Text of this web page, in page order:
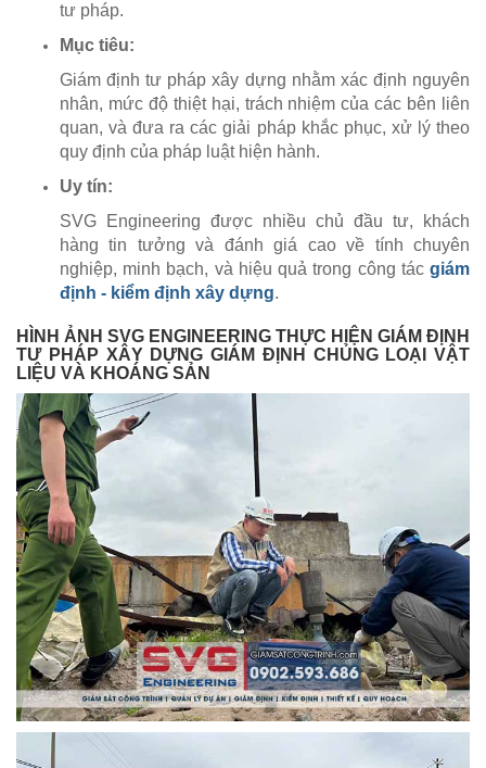
tư pháp.
Mục tiêu:
Giám định tư pháp xây dựng nhằm xác định nguyên
nhân, mức độ thiệt hại, trách nhiệm của các bên liên
quan, và đưa ra các giải pháp khắc phục, xử lý theo
quy định của pháp luật hiện hành.
Uy tín:
SVG Engineering được nhiều chủ đầu tư, khách
hàng tin tưởng và đánh giá cao về tính chuyên
nghiệp, minh bạch, và hiệu quả trong công tác giám
định - kiểm định xây dựng.
HÌNH ẢNH SVG ENGINEERING THỰC HIỆN GIÁM ĐỊNH
TƯ PHÁP XÂY DỰNG GIÁM ĐỊNH CHỦNG LOẠI VẬT
LIỆU VÀ KHOÁNG SẢN